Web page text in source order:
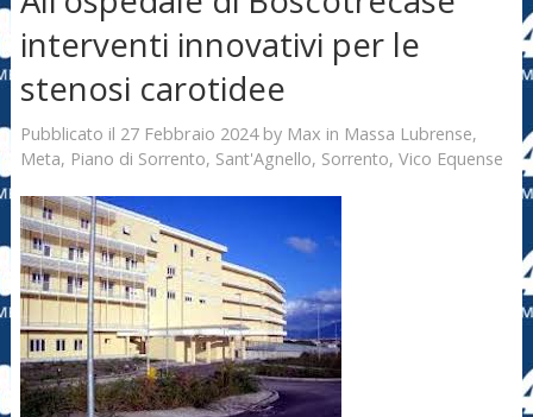
interventi innovativi per le
stenosi carotidee
Pubblicato il 27 Febbraio 2024by Max in Massa Lubrense,
Meta, Piano di Sorrento, Sant'Agnello, Sorrento, Vico Equense